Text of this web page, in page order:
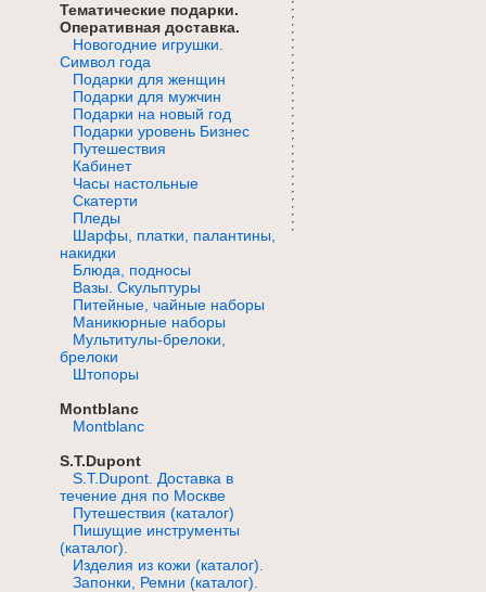
Тематические подарки.
Оперативная доставка.
Новогодние игрушки.
Символ года
Подарки для женщин
Подарки для мужчин
Подарки на новый год
Подарки уровень Бизнес
Путешествия
Кабинет
Часы настольные
Скатерти
Пледы
Шарфы, платки, палантины,
накидки
Блюда, подносы
Вазы. Скульптуры
Питейные, чайные наборы
Маникюрные наборы
Мультитулы-брелоки,
брелоки
Штопоры
Montblanc
Montblanc
S.T.Dupont
S.T.Dupont. Доставка в
течение дня по Москве
Путешествия (каталог)
Пишущие инструменты
(каталог).
Изделия из кожи (каталог).
Запонки, Ремни (каталог).